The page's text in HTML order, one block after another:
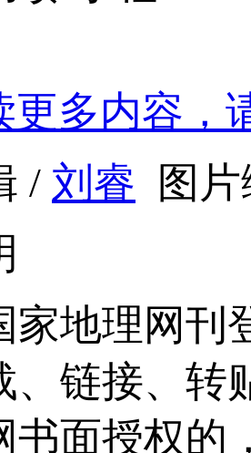
更多内容，
/ 刘睿 图
家地理网刊
、链接、转
书面授权的